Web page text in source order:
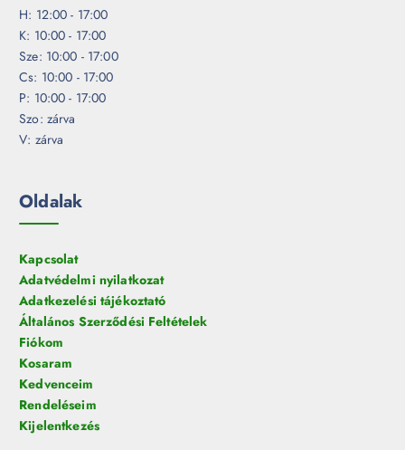
H: 12:00 - 17:00
K: 10:00 - 17:00
Sze: 10:00 - 17:00
Cs: 10:00 - 17:00
P: 10:00 - 17:00
Szo: zárva
V: zárva
Oldalak
Kapcsolat
Adatvédelmi nyilatkozat
Adatkezelési tájékoztató
Általános Szerződési Feltételek
Fiókom
Kosaram
Kedvenceim
Rendeléseim
Kijelentkezés